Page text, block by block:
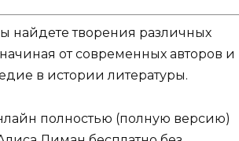
найдете творения различных
от современных авторов и
в истории литературы.
полностью (полную версию)